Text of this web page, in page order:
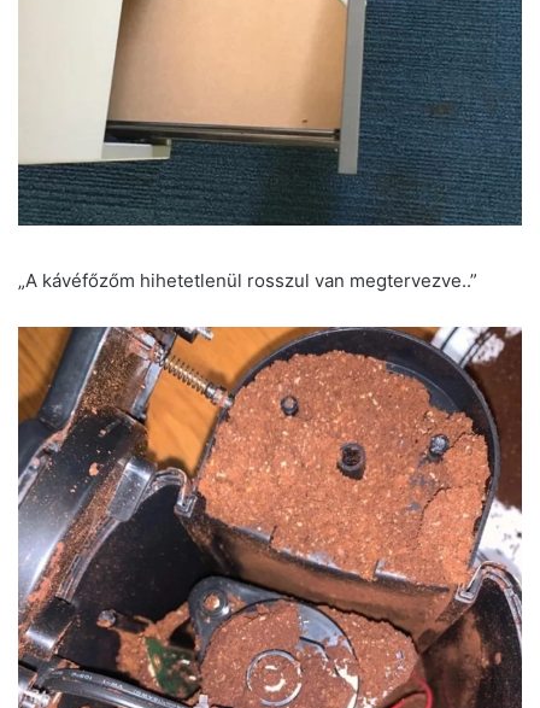
„A kávéfőzőm hihetetlenül rosszul van megtervezve..”